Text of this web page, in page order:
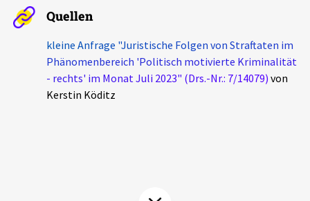
Podcasts
Kontakt
Unterstützer_innen
chronik.LE in der Presse
Quellen
kleine Anfrage "Juristische Folgen von Straftaten im
Phänomenbereich 'Politisch motivierte Kriminalität
- rechts' im Monat Juli 2023" (Drs.-Nr.: 7/14079) von
Kerstin Köditz